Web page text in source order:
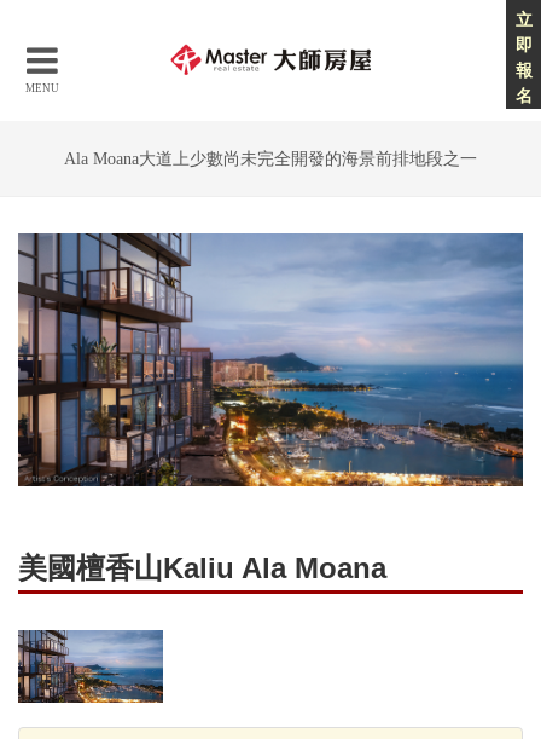
MENU
立
即
報
名
Ala Moana大道上少數尚未完全開發的海景前排地段之一
美國檀香山Kaliu Ala Moana